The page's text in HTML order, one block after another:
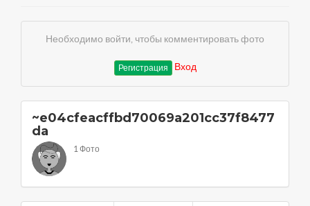
Необходимо войти, чтобы комментировать фото
Регистрация Вход
~e04cfeacffbd70069a201cc37f8477
da
1 Фото